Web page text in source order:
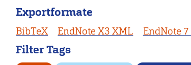
Exportformate
BibTeX EndNote X3 XML EndNote
Filter Tags